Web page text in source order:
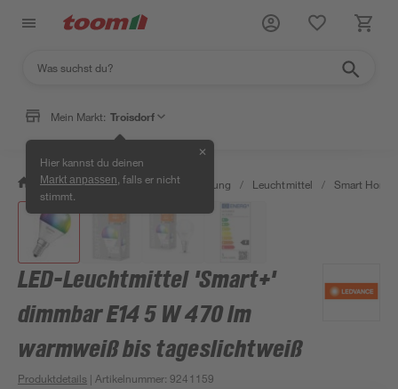
Mein Markt: Troisdorf
Hier kannst du deinen
Markt anpassen , falls er nicht
stimmt.
✕
/ Wohnen & Haushalt / Beleuchtung / Leuchtmittel / Smart Home
LED-Leuchtmittel 'Smart+'
dimmbar E14 5 W 470 lm
warmweiß bis tageslichtweiß
Produktdetails | Artikelnummer:9241159